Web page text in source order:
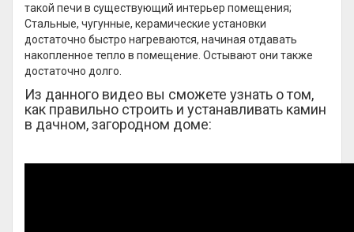
такой печи в существующий интерьер помещения;
Стальные, чугунные, керамические установки
достаточно быстро нагреваются, начиная отдавать
накопленное тепло в помещение. Остывают они также
достаточно долго.
Из данного видео вы сможете узнать о том,
как правильно строить и устанавливать камин
в дачном, загородном доме: